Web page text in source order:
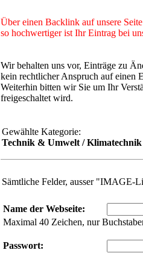
Über einen Backlink auf unsere
so hochwertiger ist Ihr Eintrag bei
Wir behalten uns vor, Einträge zu
kein rechtlicher Anspruch auf einen
Weiterhin bitten wir Sie um Ihr
freigeschaltet wird.
Gewählte Kategorie:
Technik & Umwelt / Klimatechnik
Sämtliche Felder, ausser "IMAGE-
Name der Webseite:
Maximal 40 Zeichen, nur
Passwort: